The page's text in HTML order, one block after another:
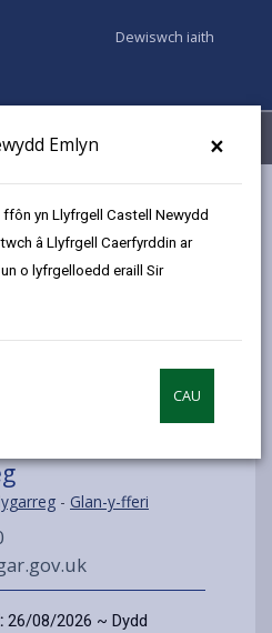
×
Emlyn
yn Llyfrgell Castell Newydd
â Llyfrgell Caerfyrddin ar
o lyfrgelloedd eraill Sir
CAU
Dewiswch iaith
Fy Nghyfrifon
- Glan-y-fferi
26/08/2026 ~ Dydd